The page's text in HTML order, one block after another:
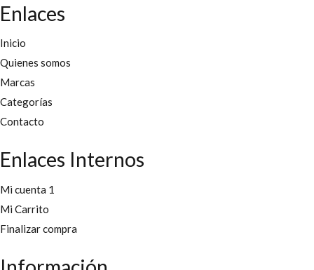
Enlaces
Inicio
Quienes somos
Marcas
Categorías
Contacto
Enlaces Internos
Mi cuenta 1
Mi Carrito
Finalizar compra